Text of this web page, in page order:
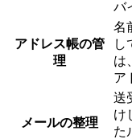
バ
アドレス帳の管
理
名
し
は
ア
メールの整理
送
け
た